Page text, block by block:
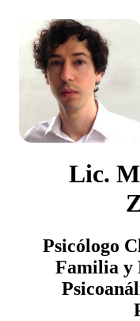
Lic.
Psicólogo
Familia y